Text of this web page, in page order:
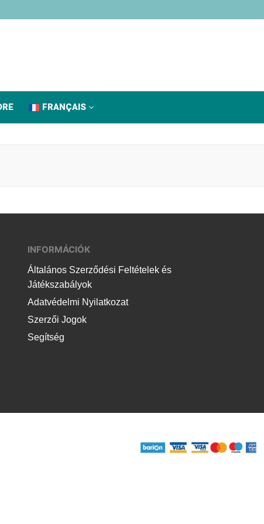
FRANÇAIS
INFORMÁCIÓK
Általános Szerződési Feltételek és
Játékszabályok
Adatvédelmi Nyilatkozat
Szerzői Jogok
Segítség